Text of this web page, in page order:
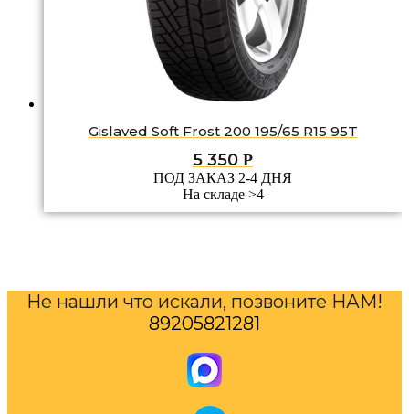
Gislaved Soft Frost 200 195/65 R15 95T
5 350 Р
ПОД ЗАКАЗ 2-4 ДНЯ
На складе >4
Не нашли что искали, позвоните НАМ!
89205821281